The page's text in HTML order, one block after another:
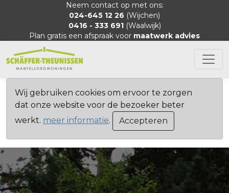
Neem contact op met ons:
024-645 12 26 (Wijchen)
0416 - 333 691(Waalwijk)
Plan gratis een afspraak voor maatwerk advies
Wij gebruiken cookies om ervoor te zorgen
dat onze website voor de bezoeker beter
werkt. meer informatie. Accepteren